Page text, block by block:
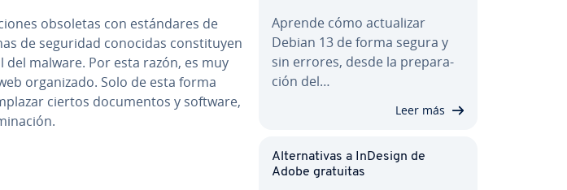
obsoletas con es­tá­n­da­res de
de seguridad conocidas co­n­s­ti­tu­yen
malware. Por esta razón, es muy
or­ga­ni­za­do. Solo de esta forma
ciertos do­cu­me­n­tos y software,
Aprende cómo ac­tua­li­zar
Debian 13 de forma segura y
sin errores, desde la pre­pa­ra­
ción del…
Leer más
Al­te­r­na­ti­vas a InDesign de
Adobe gratuitas